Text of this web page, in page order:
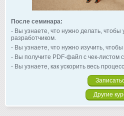
После семинара:
- Вы узнаете, что нужно делать, чтобы
разработчиком.
- Вы узнаете, что нужно изучить,
- Вы получите PDF-файл с чек-листом
- Вы узнаете, как ускорить весь
Другие